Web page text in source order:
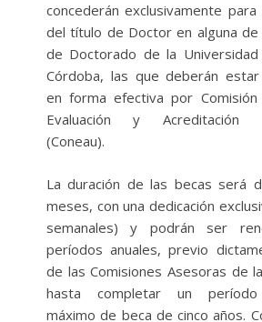
concederán exclusivamente
del título de Doctor en alguna de
de Doctorado de la Universidad
Córdoba, las que deberán
en forma efectiva por Comisión
Evaluación y Acreditación
(Coneau).
La duración de las becas será
meses, con una dedicación
semanales) y podrán ser
períodos anuales, previo
de las Comisiones Asesoras de
hasta completar un período
máximo de beca de cinco años.